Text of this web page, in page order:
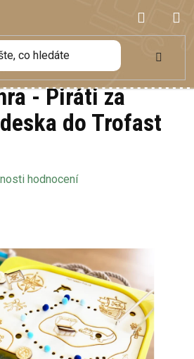
KOŠÍK
- Piráti za
do Trofast
hodnocení